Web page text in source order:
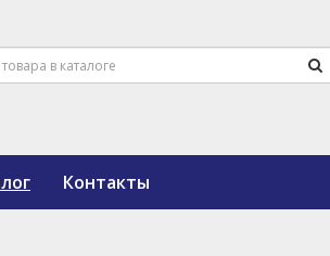
Контакты